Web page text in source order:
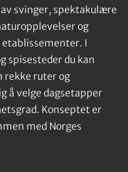
svinger, spektakulære
og
I
spisesteder du kan
rekke ruter og
å velge dagsetapper
Konseptet er
med Norges